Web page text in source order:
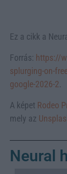
Ez a cikk a
Forrás: https://
splurging-on-
google-2026-2.
A képet Rodeo
mely az
Neural